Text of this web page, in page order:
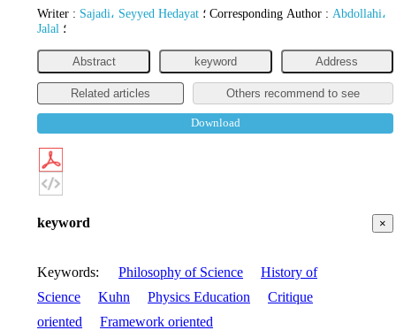
Writer : Sajadi، Seyyed Hedayat Corresponding Author : Abdollahi،
Jalal ؛
Abstract keyword Address
Related articles Others recommend to see
Download
×
keyword
Keywords: Philosophy of Science
History of
Science
Kuhn Physics Education
Critique
oriented
Framework oriented